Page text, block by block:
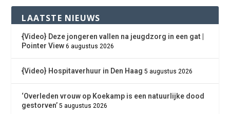
LAATSTE NIEUWS
{Video} Deze jongeren vallen na jeugdzorg in een gat |
Pointer View 6 augustus 2026
{Video} Hospitaverhuur in Den Haag 5 augustus 2026
‘Overleden vrouw op Koekamp is een natuurlijke dood
gestorven’ 5 augustus 2026